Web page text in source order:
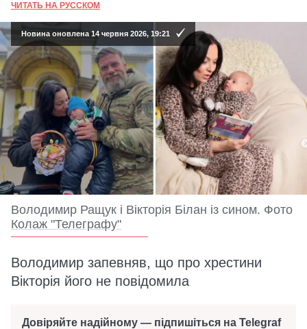
ЧИТАТЬ НА РУССКОМ
Новина оновлена 14 червня 2026, 19:21
Володимир Ращук і Вікторія Білан із сином. Фото
Колаж "Телеграфу"
Володимир запевняв, що про хрестини
Вікторія його не повідомила
Довіряйте надійному — підпишіться на Telegraf